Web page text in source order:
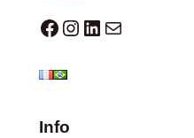
Dogo facebook InstagramLinkedIn Correo electrónico
Info